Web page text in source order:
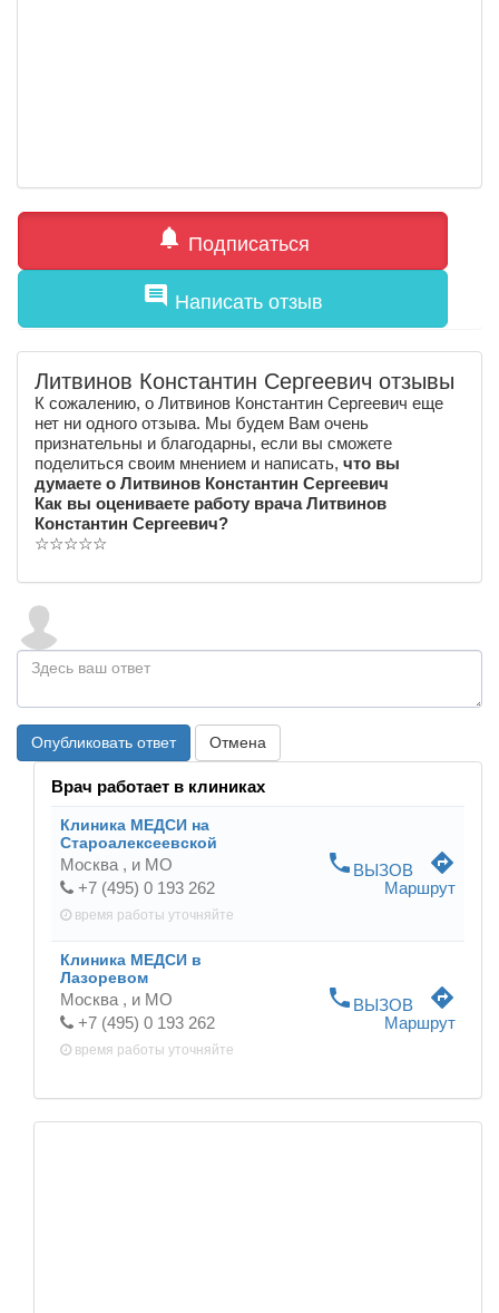
notifications Подписаться
comment Написать отзыв
Литвинов Константин Сергеевич отзывы
К сожалению, о Литвинов Константин Сергеевич еще
нет ни одного отзыва. Мы будем Вам очень
признательны и благодарны, если вы сможете
поделиться своим мнением и написать, что вы
думаете о Литвинов Константин Сергеевич
Как вы оцениваете работу врача Литвинов
Константин Сергеевич?
☆☆☆☆☆
Опубликовать ответ Отмена
Врач работает в клиниках
Клиника МЕДСИ на
Староалексеевской
Москва , и МО
+7 (495) 0 193 262
время работы уточняйте
phone ВЫЗОВ directions
Маршрут
Клиника МЕДСИ в
Лазоревом
Москва , и МО
+7 (495) 0 193 262
время работы уточняйте
phone ВЫЗОВ directions
Маршрут